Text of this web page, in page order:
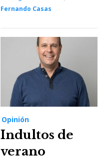
Fernando Casas
Opinión
Indultos de
verano